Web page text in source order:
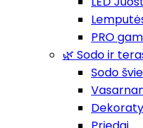
PRO
🌿 Sodo ir
Sodo